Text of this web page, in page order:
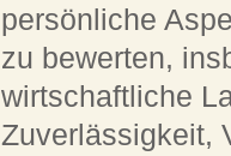
persönliche
zu bewerten,
wirtschaftliche
Zuverlässigkeit,